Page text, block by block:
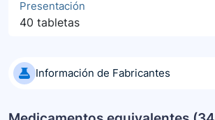
Presentación
40 tabletas
Información de Fabricantes